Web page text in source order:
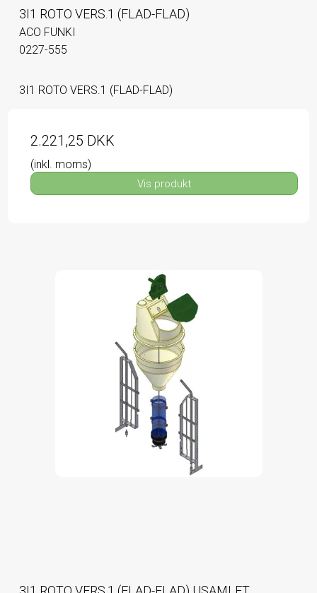
3I1 ROTO VERS.1 (FLAD-FLAD)
ACO FUNKI
0227-555
3I1 ROTO VERS.1 (FLAD-FLAD)
2.221,25 DKK
(inkl. moms)
Vis produkt